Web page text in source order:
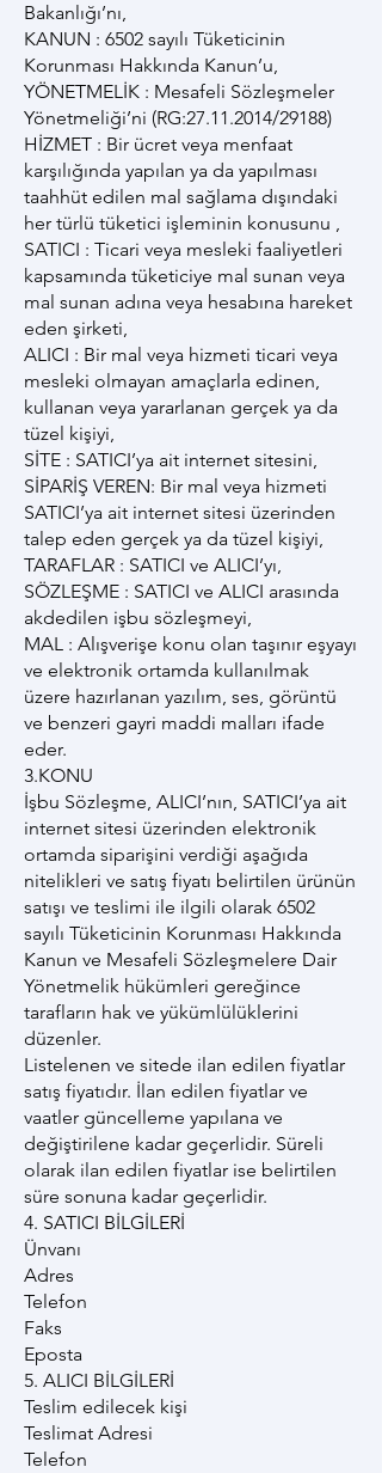
Bakanlığı’nı,
KANUN : 6502 sayılı Tüketicinin
Korunması Hakkında Kanun’u,
YÖNETMELİK : Mesafeli Sözleşmeler
Yönetmeliği’ni (RG:27.11.2014/29188)
HİZMET : Bir ücret veya menfaat
karşılığında yapılan ya da yapılması
taahhüt edilen mal sağlama dışındaki
her türlü tüketici işleminin konusunu ,
SATICI : Ticari veya mesleki faaliyetleri
kapsamında tüketiciye mal sunan veya
mal sunan adına veya hesabına hareket
eden şirketi,
ALICI : Bir mal veya hizmeti ticari veya
mesleki olmayan amaçlarla edinen,
kullanan veya yararlanan gerçek ya da
tüzel kişiyi,
SİTE : SATICI’ya ait internet sitesini,
SİPARİŞ VEREN: Bir mal veya hizmeti
SATICI’ya ait internet sitesi üzerinden
talep eden gerçek ya da tüzel kişiyi,
TARAFLAR : SATICI ve ALICI’yı,
SÖZLEŞME : SATICI ve ALICI arasında
akdedilen işbu sözleşmeyi,
MAL : Alışverişe konu olan taşınır eşyayı
ve elektronik ortamda kullanılmak
üzere hazırlanan yazılım, ses, görüntü
ve benzeri gayri maddi malları ifade
eder.
3.KONU
İşbu Sözleşme, ALICI’nın, SATICI’ya ait
internet sitesi üzerinden elektronik
ortamda siparişini verdiği aşağıda
nitelikleri ve satış fiyatı belirtilen ürünün
satışı ve teslimi ile ilgili olarak 6502
sayılı Tüketicinin Korunması Hakkında
Kanun ve Mesafeli Sözleşmelere Dair
Yönetmelik hükümleri gereğince
tarafların hak ve yükümlülüklerini
düzenler.
Listelenen ve sitede ilan edilen fiyatlar
satış fiyatıdır. İlan edilen fiyatlar ve
vaatler güncelleme yapılana ve
değiştirilene kadar geçerlidir. Süreli
olarak ilan edilen fiyatlar ise belirtilen
süre sonuna kadar geçerlidir.
4. SATICI BİLGİLERİ
Ünvanı
Adres
Telefon
Faks
Eposta
5. ALICI BİLGİLERİ
Teslim edilecek kişi
Teslimat Adresi
Telefon